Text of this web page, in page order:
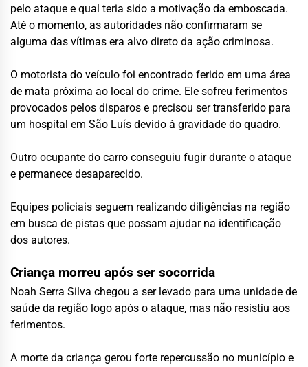
pelo ataque e qual teria sido a motivação da emboscada.
Até o momento, as autoridades não confirmaram se
alguma das vítimas era alvo direto da ação criminosa.
O motorista do veículo foi encontrado ferido em uma área
de mata próxima ao local do crime. Ele sofreu ferimentos
provocados pelos disparos e precisou ser transferido para
um hospital em São Luís devido à gravidade do quadro.
Outro ocupante do carro conseguiu fugir durante o ataque
e permanece desaparecido.
Equipes policiais seguem realizando diligências na região
em busca de pistas que possam ajudar na identificação
dos autores.
Criança morreu após ser socorrida
Noah Serra Silva chegou a ser levado para uma unidade de
saúde da região logo após o ataque, mas não resistiu aos
ferimentos.
A morte da criança gerou forte repercussão no município e